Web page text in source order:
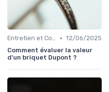
Entretien et Conservation des Bijoux • 12/06/2025
Comment évaluer la valeur
d'un briquet Dupont ?